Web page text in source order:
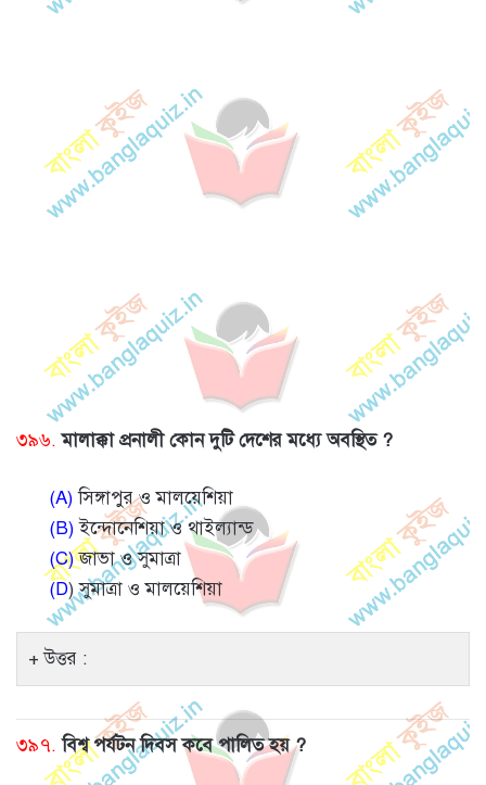
৩৯৬. মালাক্কা প্রনালী কোন দুটি দেশের মধ্যে অবস্থিত ?
(A)সিঙ্গাপুর ও মালয়েশিয়া
(B)ইন্দোনেশিয়া ও থাইল্যান্ড
(C)জাভা ও সুমাত্রা
(D) সুমাত্রা ও মালয়েশিয়া
উত্তর :
৩৯৭. বিশ্ব পর্যটন দিবস কবে পালিত হয় ?